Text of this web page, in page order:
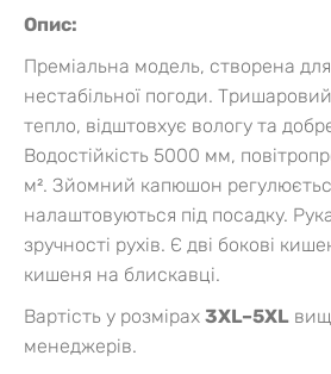
Опис:
Преміальна модель, створена для
нестабільної погоди.
тепло, відштовхує вологу та
Водостійкість 5000 мм,
м². Зйомний капюшон
налаштовуються під посадку.
зручності рухів. Є дві бокові
кишеня на блискавці.
Вартість у розмірах 3XL–5XL
менеджерів.